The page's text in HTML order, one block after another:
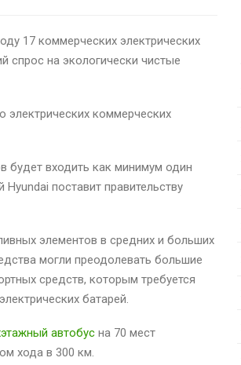
17 коммерческих электрических
спрос на экологически чистые
электрических коммерческих
будет входить как минимум один
поставит правительству
элементов в средних и больших
могли преодолевать большие
средств, которым требуется
батарей.
автобус на 70 мест
хода в 300 км.